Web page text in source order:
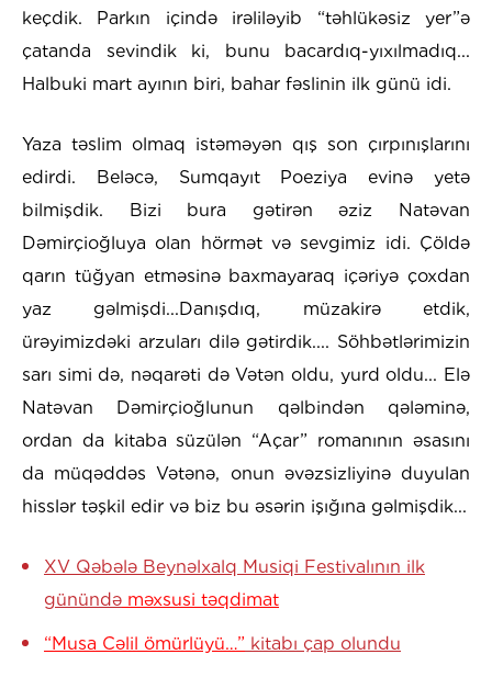
keçdik. Parkın içində irəliləyib “təhlükəsiz yer”ə
çatanda sevindik ki, bunu bacardıq-yıxılmadıq...
Halbuki mart ayının biri, bahar fəslinin ilk günü idi.
Yaza təslim olmaq istəməyən qış son çırpınışlarını
edirdi. Beləcə, Sumqayıt Poeziya evinə yetə
bilmişdik. Bizi bura gətirən əziz Natəvan
Dəmirçioğluya olan hörmət və sevgimiz idi. Çöldə
qarın tüğyan etməsinə baxmayaraq içəriyə çoxdan
yaz gəlmişdi...Danışdıq, müzakirə etdik,
ürəyimizdəki arzuları dilə gətirdik.... Söhbətlərimizin
sarı simi də, nəqarəti də Vətən oldu, yurd oldu... Elə
Natəvan Dəmirçioğlunun qəlbindən qələminə,
ordan da kitaba süzülən “Açar” romanının əsasını
da müqəddəs Vətənə, onun əvəzsizliyinə duyulan
hisslər təşkil edir və biz bu əsərin işığına gəlmişdik...
XV Qəbələ Beynəlxalq Musiqi Festivalının ilk
günündə məxsusi təqdimat
“Musa Cəlil ömürlüyü…” kitabı çap olundu